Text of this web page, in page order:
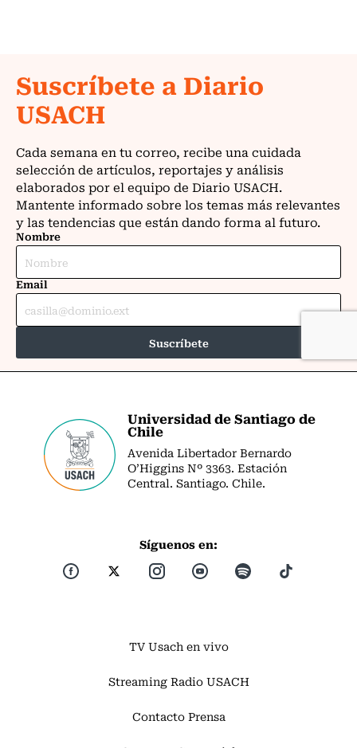
Universidad de Santiago de
Chile
Avenida Libertador Bernardo
O’Higgins Nº 3363. Estación
Central. Santiago. Chile.
Síguenos en:
TV Usach en vivo
Streaming Radio USACH
Contacto Prensa